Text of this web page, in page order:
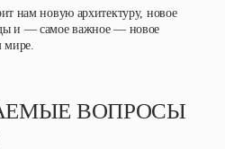
нам новую архитектуру, новое
и — самое важное — новое
мире.
ВОПРОСЫ